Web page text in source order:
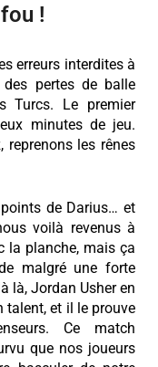
!
erreurs interdites à
pertes de balle
Turcs. Le premier
minutes de jeu.
reprenons les rênes
de Darius… et
voilà revenus à
la planche, mais ça
malgré une forte
là, Jordan Usher en
et il le prouve
Ce match
que nos joueurs